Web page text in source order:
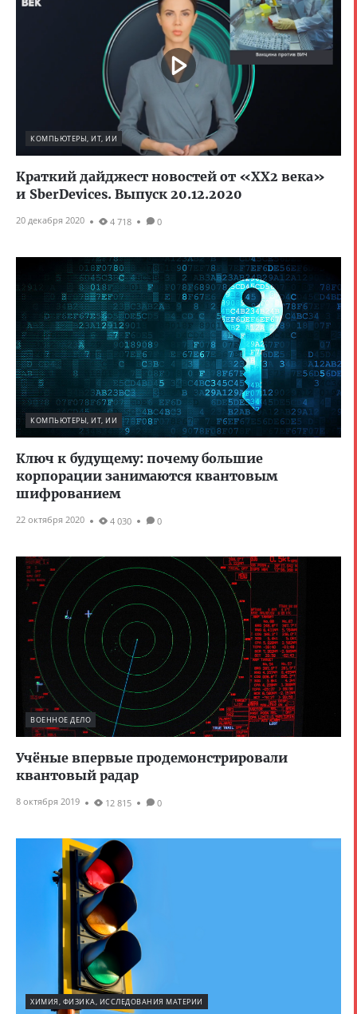
КОМПЬЮТЕРЫ, ИТ, ИИ
Краткий дайджест новостей от ‎‎‎«XX2 века»
и SberDevices. Выпуск 20.12.2020
20 декабря 2020 4 718 0
КОМПЬЮТЕРЫ, ИТ, ИИ
Ключ к будущему: почему большие
корпорации занимаются квантовым
шифрованием
22 октября 2020 4 030 0
ВОЕННОЕ ДЕЛО
Учёные впервые продемонстрировали
квантовый радар
8 октября 2019 12 815 0
ХИМИЯ, ФИЗИКА, ИССЛЕДОВАНИЯ МАТЕРИИ